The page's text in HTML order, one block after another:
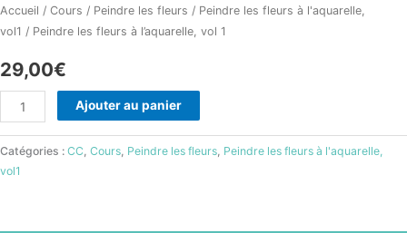
Accueil / Cours / Peindre les fleurs / Peindre les fleurs à l'aquarelle,
vol1 / Peindre les fleurs à l’aquarelle, vol 1
29,00€
Ajouter au panier
Catégories : CC, Cours, Peindre les fleurs, Peindre les fleurs à l'aquarelle,
vol1